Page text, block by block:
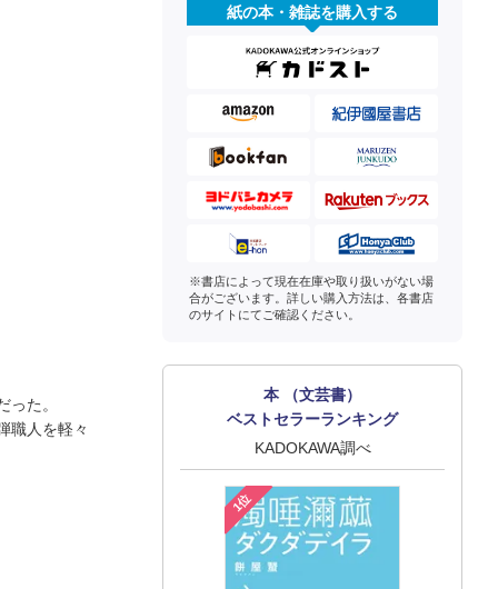
た。
職人を軽々
紙の本・雑誌を購入する
※書店によって現在在庫や取り扱いがない場
合がございます。詳しい購入方法は、各書店
のサイトにてご確認ください。
本 （文芸書）
ベストセラーランキング
KADOKAWA調べ
1位